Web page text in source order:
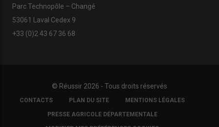
Parc Technopôle – Changé
53061 Laval Cedex 9
+33 (0)2 43 67 36 68
© Réussir 2026 - Tous droits réservés
FOOTER
COPYRIGHT
CONTACTS PLAN DU SITE MENTIONS LÉGALES
PRESSE AGRICOLE DÉPARTEMENTALE